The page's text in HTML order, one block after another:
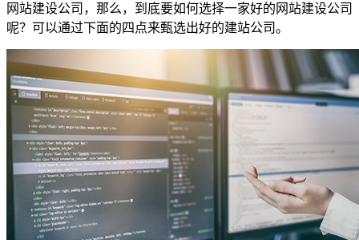
网站建设公司，那么，到底要如何选择一家好的网站建设公司
呢？可以通过下面的四点来甄选出好的建站公司。